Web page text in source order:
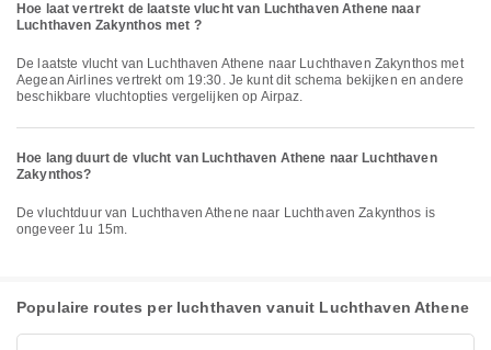
Hoe laat vertrekt de laatste vlucht van Luchthaven Athene naar
Luchthaven Zakynthos met ?
De laatste vlucht van Luchthaven Athene naar Luchthaven Zakynthos met
Aegean Airlines vertrekt om 19:30. Je kunt dit schema bekijken en andere
beschikbare vluchtopties vergelijken op Airpaz.
Hoe lang duurt de vlucht van Luchthaven Athene naar Luchthaven
Zakynthos?
De vluchtduur van Luchthaven Athene naar Luchthaven Zakynthos is
ongeveer 1u 15m.
Populaire routes per luchthaven vanuit Luchthaven Athene